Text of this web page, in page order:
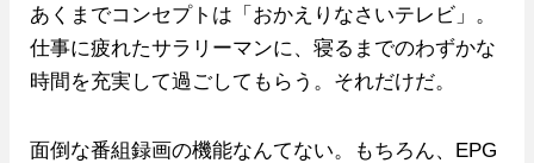
あくまでコンセプトは「おかえりなさいテレビ」。
仕事に疲れたサラリーマンに、寝るまでのわずかな
時間を充実して過ごしてもらう。それだけだ。
面倒な番組録画の機能なんてない。もちろん、EPG